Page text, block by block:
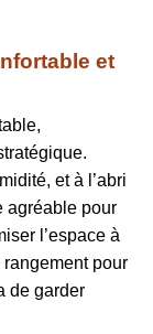
et
et à l’abri
agréable pour
l’espace à
rangement pour
de garder